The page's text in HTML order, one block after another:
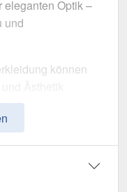
eleganten Optik –
und
können
speziell für den
und bietet eine